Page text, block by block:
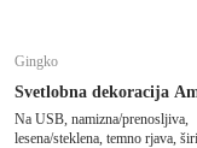
Gingko
Svetlobna dekoracija
Na USB, namizna/prenosljiva,
lesena/steklena, temno rjava,